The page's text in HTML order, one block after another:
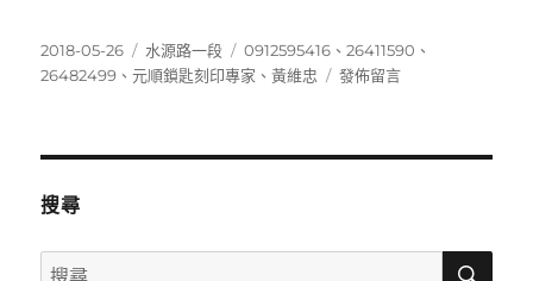
發
佈
2018-05-26
分
類
水源路一段
標
籤
0912595416 、26411590 、
26482499 、元順鎖匙刻印專家 、黃維忠
在
發佈留言
搜尋
搜
搜